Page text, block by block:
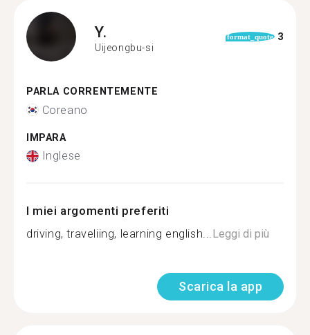
Y.
Uijeongbu-si
format_quote 3
PARLA CORRENTEMENTE
Coreano
IMPARA
Inglese
I miei argomenti preferiti
driving, traveliing, learning english...Leggi di più
Scarica la app